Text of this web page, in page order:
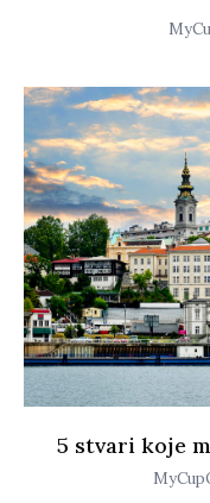
5 stvari koje